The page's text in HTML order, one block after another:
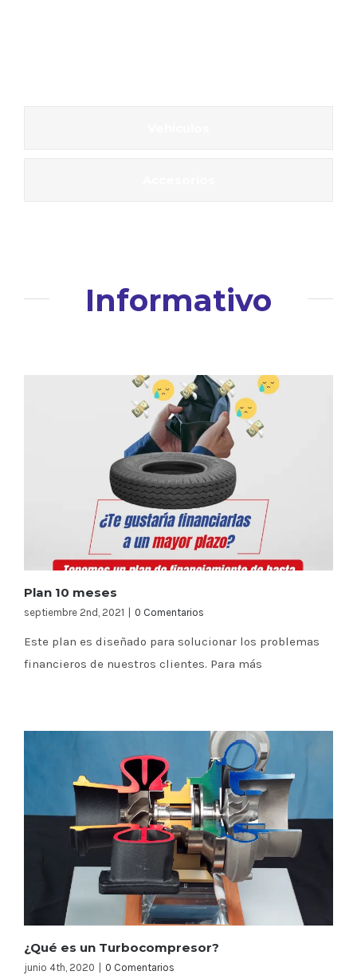
Informativo
Plan 10 meses
septiembre 2nd, 2021 0 Comentarios
Este plan es diseñado para solucionar los problemas
financieros de nuestros clientes. Para más
¿Qué es un Turbocompresor?
junio 4th, 2020 0 Comentarios